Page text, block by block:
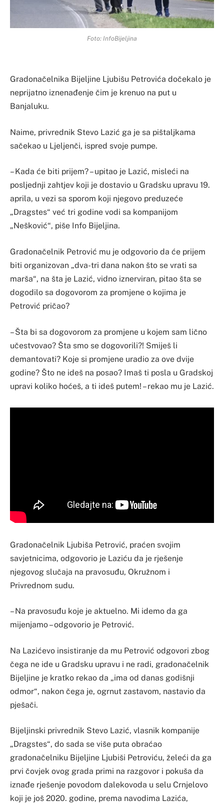
Foto: InfoBijeljina
Gradonačelnika Bijeljine Ljubišu Petrovića dočekalo je
neprijatno iznenađenje čim je krenuo na put u
Banjaluku.
Naime, privrednik Stevo Lazić ga je sa pištaljkama
sačekao u Ljeljenči, ispred svoje pumpe.
– Kada će biti prijem? – upitao je Lazić, misleći na
posljednji zahtjev koji je dostavio u Gradsku upravu 19.
aprila, u vezi sa sporom koji njegovo preduzeće
„Dragstes“ već tri godine vodi sa kompanijom
„Nešković“, piše Info Bijeljina.
Gradonačelnik Petrović mu je odgovorio da će prijem
biti organizovan „dva-tri dana nakon što se vrati sa
marša“, na šta je Lazić, vidno iznerviran, pitao šta se
dogodilo sa dogovorom za promjene o kojima je
Petrović pričao?
– Šta bi sa dogovorom za promjene u kojem sam lično
učestvovao? Šta smo se dogovorili?! Smiješ li
demantovati? Koje si promjene uradio za ove dvije
godine? Što ne ideš na posao? Imaš ti posla u Gradskoj
upravi koliko hoćeš, a ti ideš putem! – rekao mu je Lazić.
Gradonačelnik Ljubiša Petrović, praćen svojim
savjetnicima, odgovorio je Laziću da je rješenje
njegovog slučaja na pravosuđu, Okružnom i
Privrednom sudu.
– Na pravosuđu koje je aktuelno. Mi idemo da ga
mijenjamo – odgovorio je Petrović.
Na Lazićevo insistiranje da mu Petrović odgovori zbog
čega ne ide u Gradsku upravu i ne radi, gradonačelnik
Bijeljine je kratko rekao da „ima od danas godišnji
odmor“, nakon čega je, ogrnut zastavom, nastavio da
pješači.
Bijeljinski privrednik Stevo Lazić, vlasnik kompanije
„Dragstes“, do sada se više puta obraćao
gradonačelniku Bijeljine Ljubiši Petroviću, želeći da ga
prvi čovjek ovog grada primi na razgovor i pokuša da
iznađe rješenje povodom dalekovoda u selu Crnjelovo
koji je još 2020. godine, prema navodima Lazića,